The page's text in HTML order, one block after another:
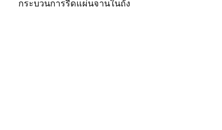
กระบวนการรีดแผ่นจานในถัง